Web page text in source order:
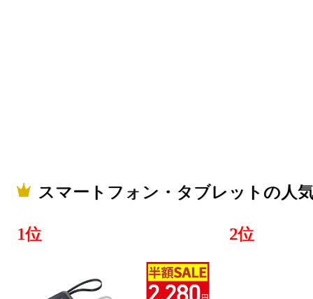
スマート
ランキング：
スマートフォン・タブレットの人
1位 2位